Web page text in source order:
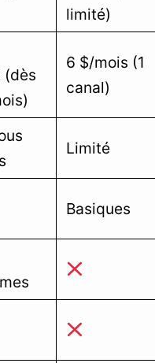
limité)
(dès
6 $/mois (1
canal)
Limité
Basiques